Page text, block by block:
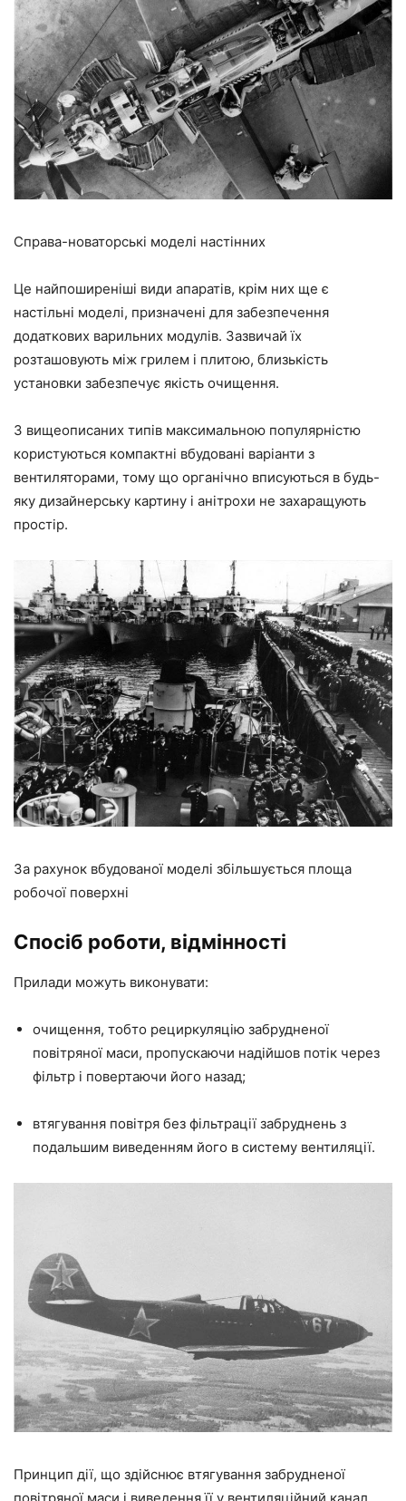
Справа-новаторські моделі настінних
Це найпоширеніші види апаратів, крім них ще є
настільні моделі, призначені для забезпечення
додаткових варильних модулів. Зазвичай їх
розташовують між грилем і плитою, близькість
установки забезпечує якість очищення.
З вищеописаних типів максимальною популярністю
користуються компактні вбудовані варіанти з
вентиляторами, тому що органічно вписуються в будь-
яку дизайнерську картину і анітрохи не захаращують
простір.
За рахунок вбудованої моделі збільшується площа
робочої поверхні
Спосіб роботи, відмінності
Прилади можуть виконувати:
очищення, тобто рециркуляцію забрудненої
повітряної маси, пропускаючи надійшов потік через
фільтр і повертаючи його назад;
втягування повітря без фільтрації забруднень з
подальшим виведенням його в систему вентиляції.
Принцип дії, що здійснює втягування забрудненої
повітряної маси і виведення її у вентиляційний канал